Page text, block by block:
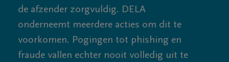
de afzender zorgvuldig. DELA
onderneemt meerdere acties om dit te
voorkomen. Pogingen tot phishing en
fraude vallen echter nooit volledig uit te